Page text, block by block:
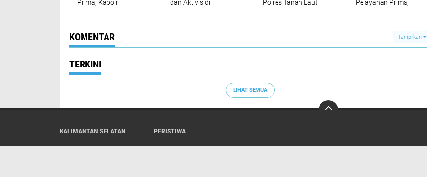
Prima, Kapolri
dan Aktivis di
Polres Tanah Laut
Pelayanan Prima,
KOMENTAR Tampilkan
TERKINI
LIHAT SEMUA
KALIMANTAN SELATAN PERISTIWA